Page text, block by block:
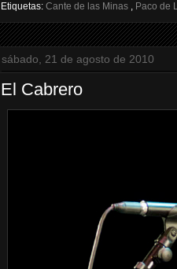
Etiquetas: Cante de las Minas , Paco de
sábado, 21 de agosto de 2010
El Cabrero